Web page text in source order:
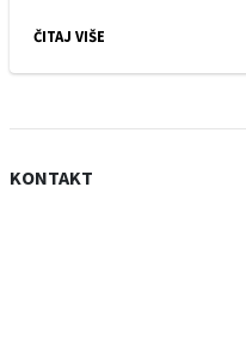
ČITAJ VIŠE
KONTAKT